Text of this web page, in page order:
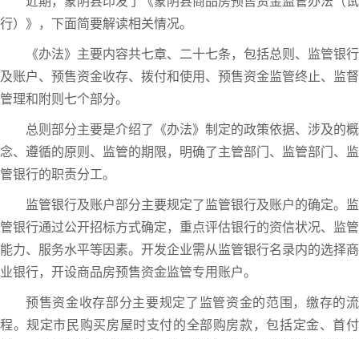
行）》，下面简要解读相关情况。
《办法》主要内容共七章、二十七条，包括总则、监管银行
及账户、预售资金收存、拨付和使用、预售资金监管终止、监督
管理和附则七个部分。
总则部分主要是介绍了《办法》制定的政策依据、涉及的概
念、遵循的原则、监管的期限，明确了主管部门、监管部门、监
管银行的职责分工。
监管银行及账户部分主要规定了监管银行及账户的确定。监
管银行通过公开招标方式确定，重点评估银行的资信状况、监管
能力、服务水平等因素。开发企业需从监管银行名录内的选择商
业银行，开设商品房预售资金监管专用账户。
预售资金收存部分主要规定了监管资金的范围，缴存的流
程。规定市民购买房屋时支付的全部购房款，包括定金、首付